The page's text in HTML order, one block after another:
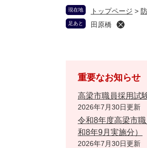
現在地 トップページ >
足あと 田原橋
重要なお知らせ
高梁市職員採用試
2026年7月30日更新
令和8年度高梁市
和8年9月実施分）
2026年7月30日更新